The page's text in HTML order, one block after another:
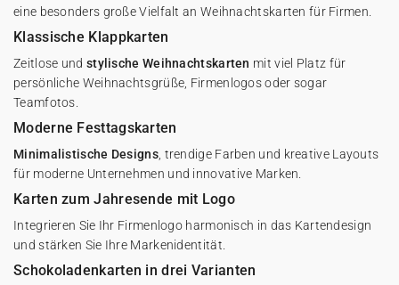
eine besonders große Vielfalt an Weihnachtskarten für Firmen.
Klassische Klappkarten
Zeitlose und stylische Weihnachtskarten mit viel Platz für
persönliche Weihnachtsgrüße, Firmenlogos oder sogar
Teamfotos.
Moderne Festtagskarten
Minimalistische Designs, trendige Farben und kreative Layouts
für moderne Unternehmen und innovative Marken.
Karten zum Jahresende mit Logo
Integrieren Sie Ihr Firmenlogo harmonisch in das Kartendesign
und stärken Sie Ihre Markenidentität.
Schokoladenkarten in drei Varianten